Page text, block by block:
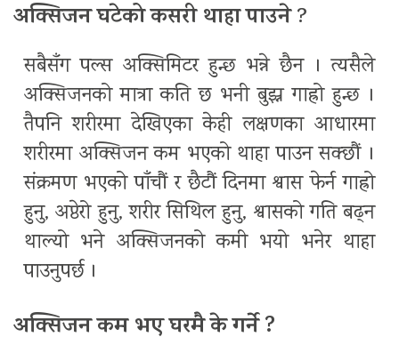
अक्सिजन घटेको कसरी थाहा पाउने?
सबैसँग पल्स अक्सिमिटर हुन्छ भन्ने छैन । त्यसैले
अक्सिजनको मात्रा कति छ भनी बुझ्न गाह्रो हुन्छ ।
तैपनि शरीरमा देखिएका केही लक्षणका आधारमा
शरीरमा अक्सिजन कम भएको थाहा पाउन सक्छौं ।
संक्रमण भएको पाँचौं र छैटौं दिनमा श्वास फेर्न गाह्रो
हुनु, अप्ठेरो हुनु, शरीर सिथिल हुनु, श्वासको गति बढ्न
थाल्यो भने अक्सिजनको कमी भयो भनेर थाहा
पाउनुपर्छ ।
अक्सिजन कम भएघरमै के गर्ने ?